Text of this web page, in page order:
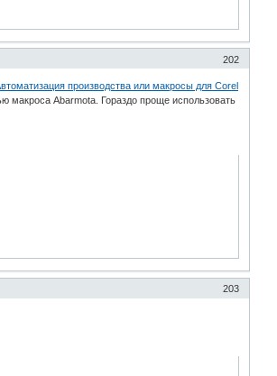
202
производства или макросы для Corel
Abarmota. Гораздо проще использовать
203